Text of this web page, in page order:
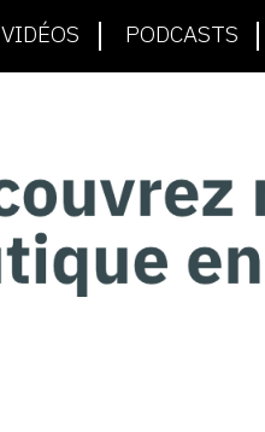
VIDÉOS PODCASTS